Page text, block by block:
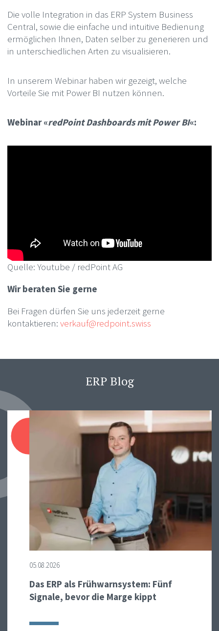
Die volle Integration in das ERP System Business
Central, sowie die einfache und intuitive Bedienung
ermöglichen Ihnen, Daten selber zu generieren und
in unterschiedlichen Arten zu visualisieren.
In unserem Webinar haben wir gezeigt, welche
Vorteile Sie mit Power BI nutzen können.
Webinar «redPoint Dashboards mit Power BI«:
Quelle: Youtube / redPoint AG
Wir beraten Sie gerne
Bei Fragen dürfen Sie uns jederzeit gerne
kontaktieren: verkauf@redpoint.swiss
ERP Blog
05.08.2026
Das ERP als Frühwarnsystem: Fünf
Signale, bevor die Marge kippt